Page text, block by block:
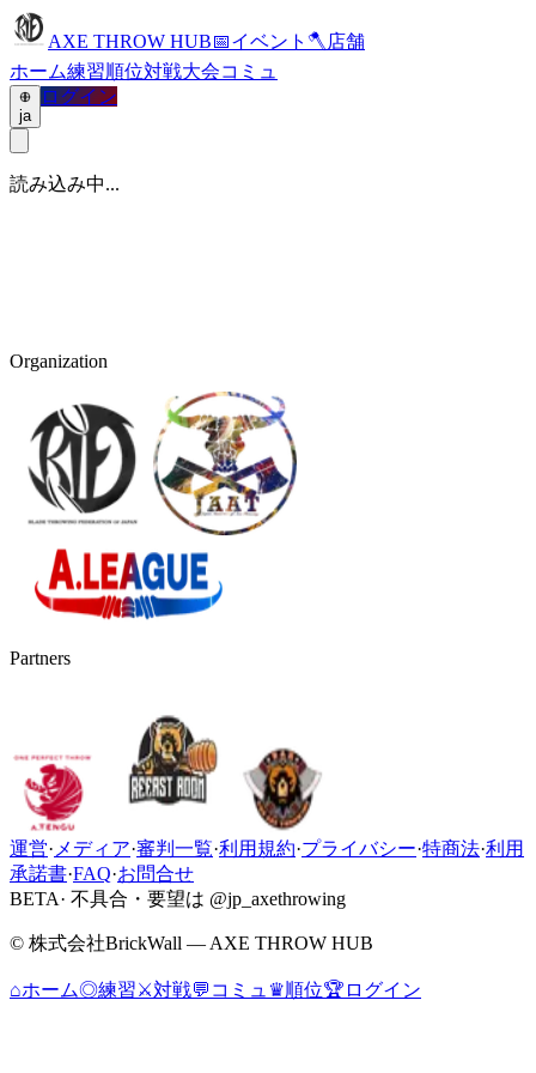
AXE THROW HUB📅イベント 🪓 店舗
ホーム練習順位対戦大会コミュ
ja
ログイン
読み込み中...
Organization
Partners
運営· メディア·審判一覧·利用規約·プライバシー·特商法·利用
承諾書·FAQ·お問合せ
BETA· 不具合・要望は @jp_axethrowing
© 株式会社BrickWall — AXE THROW HUB
⌂ホーム◎練習⚔対戦💬 コミュ ♛順位🏆 ログイン